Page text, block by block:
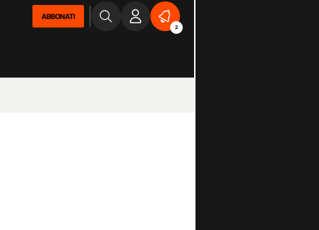
ABBONATI
2